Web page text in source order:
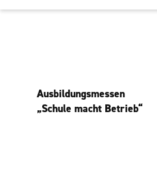
Ausbildungsmessen
„Schule macht Betrieb“